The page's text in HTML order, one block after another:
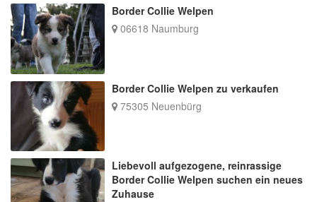
Border Collie Welpen
06618 Naumburg
Border Collie Welpen zu verkaufen
75305 Neuenbürg
Liebevoll aufgezogene, reinrassige
Border Collie Welpen suchen ein neues
Zuhause